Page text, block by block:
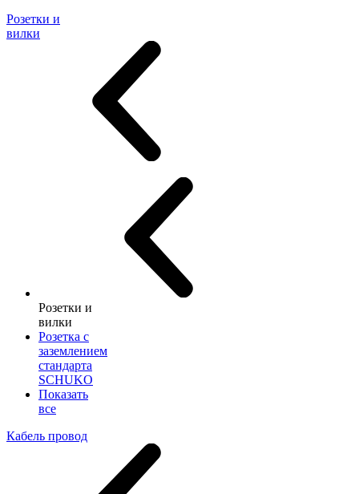
Розетки и
вилки
Розетки и
вилки
Розетка с
заземлением
стандарта
SCHUKO
Показать
все
Кабель провод